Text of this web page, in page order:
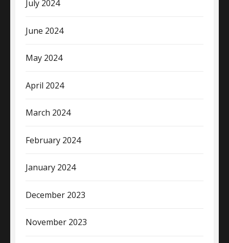
July 2024
June 2024
May 2024
April 2024
March 2024
February 2024
January 2024
December 2023
November 2023